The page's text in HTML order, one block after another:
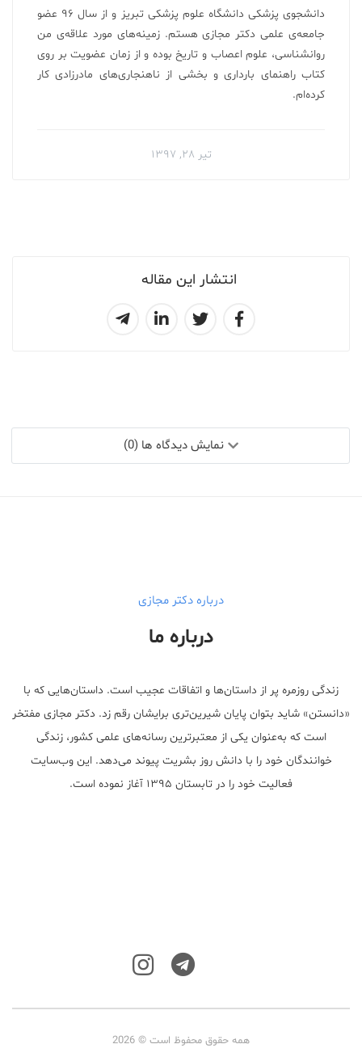
انتشار این مقاله
دانشجوی پزشکی دانشگاه علوم پزشکی تبریز و از سال ۹۶ عضو
جامعه‌ی علمی دکتر مجازی هستم. زمینه‌های مورد علاقه‌ی من
روانشناسی، علوم اعصاب و تاریخ بوده و از زمان عضویت بر روی
کتاب راهنمای بارداری و بخشی از ناهنجاری‌های مادرزادی کار
کرده‌ام.
تیر ۲۸, ۱۳۹۷
نمایش دیدگاه ها (0)
درباره دکتر مجازی
درباره ما
زندگی روزمره پر از داستان‌ها و اتفاقات عجیب است. داستان‌هایی که با
«دانستن» شاید بتوان پایان شیرین‌تری برایشان رقم زد. دکتر مجازی مفتخر
است که به‌عنوان یکی از معتبر‌ترین رسانه‌های علمی کشور، زندگی
خوانندگان خود را با دانش روز بشریت پیوند می‌دهد. این وب‌سایت
فعالیت خود را در تابستان ۱۳۹۵ آغاز نموده است.
همه حقوق محفوظ است © 2026